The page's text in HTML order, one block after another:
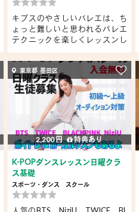
キプスのやさしいバレエは、ち
ょっと難しいと思われるバレエ
テクニックを楽しくレッスンし
東京都 墨田区
2,200 円 特典あり
K-POPダンスレッスン日曜クラ
ス基礎
スポーツ・ダンス スクール